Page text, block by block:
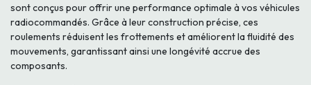
sont conçus pour offrir une performance optimale à vos véhicules
radiocommandés. Grâce à leur construction précise, ces
roulements réduisent les frottements et améliorent la fluidité des
mouvements, garantissant ainsi une longévité accrue des
composants.